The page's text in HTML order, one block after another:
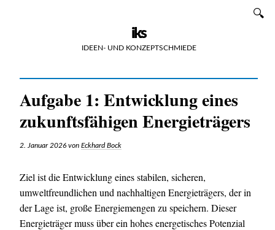
iks
IDEEN- UND KONZEPTSCHMIEDE
Aufgabe 1: Entwicklung eines
zukunftsfähigen Energieträgers
2. Januar 2026 von Eckhard Bock
Ziel ist die Entwicklung eines stabilen, sicheren,
umweltfreundlichen und nachhaltigen Energieträgers, der in
der Lage ist, große Energiemengen zu speichern. Dieser
Energieträger muss über ein hohes energetisches Potenzial